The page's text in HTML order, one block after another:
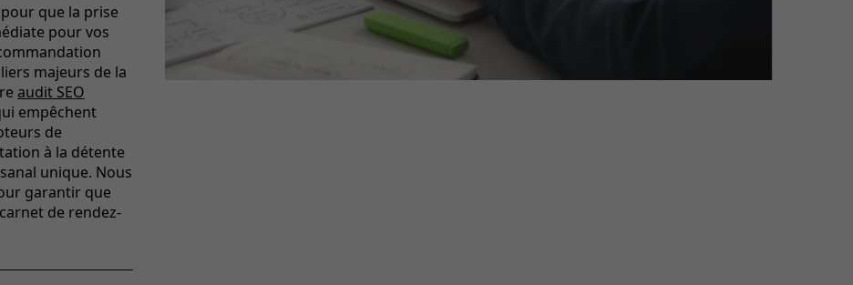
que la prise
pour vos
majeurs de la
audit SEO
empêchent
de
à la détente
unique. Nous
garantir que
de rendez-